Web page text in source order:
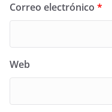
Correo electrónico *
Web